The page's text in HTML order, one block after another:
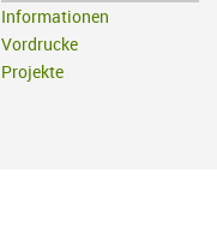
Informationen
Vordrucke
Projekte